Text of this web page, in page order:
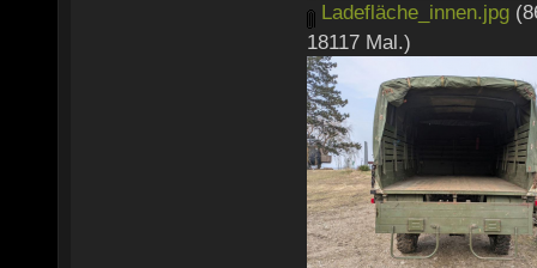
Ladefläche_innen.jpg
18117 Mal.)